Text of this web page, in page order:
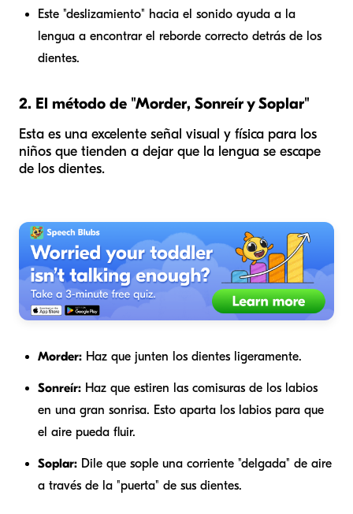
Este "deslizamiento" hacia el sonido ayuda a la
lengua a encontrar el reborde correcto detrás de los
dientes.
2. El método de "Morder, Sonreír y Soplar"
Esta es una excelente señal visual y física para los
niños que tienden a dejar que la lengua se escape
de los dientes.
Morder: Haz que junten los dientes ligeramente.
Sonreír: Haz que estiren las comisuras de los labios
en una gran sonrisa. Esto aparta los labios para que
el aire pueda fluir.
Soplar: Dile que sople una corriente "delgada" de aire
a través de la "puerta" de sus dientes.